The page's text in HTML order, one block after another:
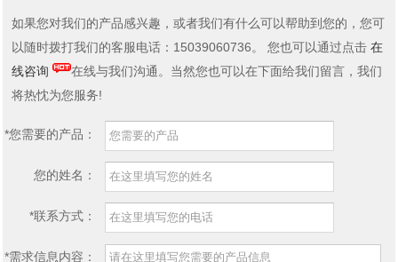
如果您对我们的产品感兴趣，或者我们有什么可以帮助到您的，您可
以随时拨打我们的客服电话：15039060736。 您也可以通过点击 在
线咨询
在线与我们沟通。当然您也可以在下面给我们留言，我们
将热忱为您服务!
*您需要的产品：
您的姓名：
*联系方式：
*需求信息内容：